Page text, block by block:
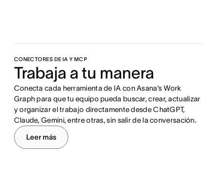
CONECTORES DE IA Y MCP
Trabaja a tu manera
Conecta cada herramienta de IA conAsana’s Work
Graph para que tu equipo pueda buscar, crear, actualizar
y organizar el trabajo directamente desde ChatGPT,
Claude, Gemini, entre otras, sin salir de la conversación.
Leer más